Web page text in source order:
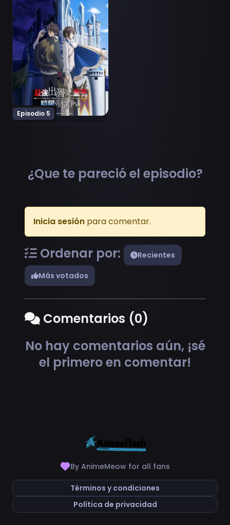
Episodio 5
¿Que te pareció el episodio?
Inicia sesión para comentar.
Ordenar por:
Recientes
Más votados
Comentarios (0)
No hay comentarios aún, ¡sé
el primero en comentar!
By AnimeMeow for all fans
Términos y condiciones
Política de privacidad